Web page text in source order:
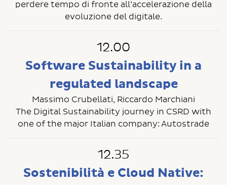
perdere tempo di fronte all’accelerazione della
evoluzione del digitale.
12.00
Software Sustainability in a
regulated landscape
Massimo Crubellati, Riccardo Marchiani
The Digital Sustainability journey in CSRD with
one of the major Italian company: Autostrade
12.35
Sostenibilità e Cloud Native: